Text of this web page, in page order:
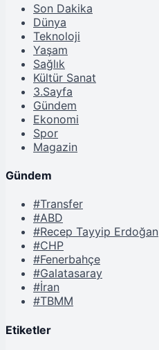
Son Dakika
Dünya
Teknoloji
Yaşam
Sağlık
Kültür Sanat
3.Sayfa
Gündem
Ekonomi
Spor
Magazin
Gündem
#Transfer
#ABD
#Recep Tayyip Erdoğan
#CHP
#Fenerbahçe
#Galatasaray
#İran
#TBMM
Etiketler